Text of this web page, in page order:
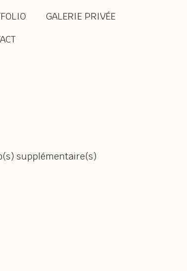
GALERIE PRIVÉE
supplémentaire(s)